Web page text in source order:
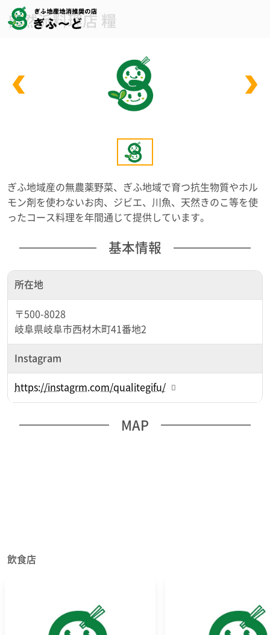
自然派料理店 糧
ぎふ地域産の無農薬野菜、ぎふ地域で育つ抗生物質やホル
モン剤を使わないお肉、ジビエ、川魚、天然きのこ等を使
ったコース料理を年間通じて提供しています。
基本情報
所在地
〒500-8028
岐阜県岐阜市西材木町41番地2
Instagram
https://instagrm.com/qualitegifu/
MAP
飲食店